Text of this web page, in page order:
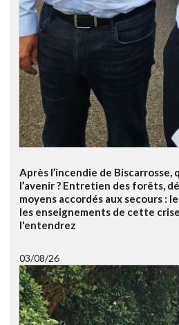
Après l’incendie de Biscarrosse,
l’avenir ? Entretien des forêts,
moyens accordés aux secours :
les enseignements de cette
l'entendrez
03/08/26